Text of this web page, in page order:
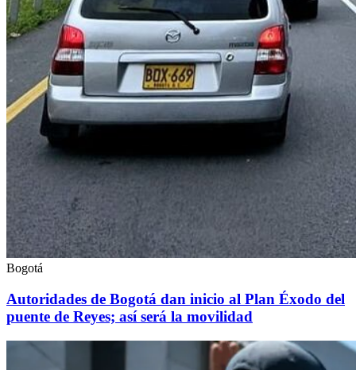
Bogotá
Autoridades de Bogotá dan inicio al Plan Éxodo del
puente de Reyes; así será la movilidad